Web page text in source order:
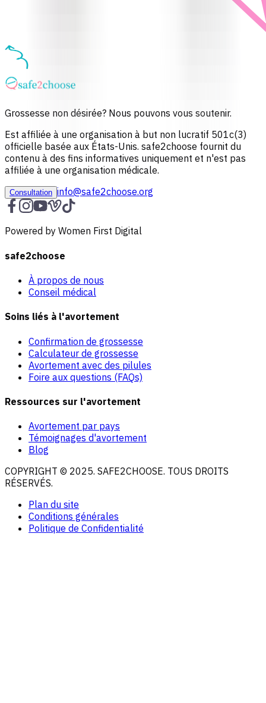
Grossesse non désirée? Nous pouvons vous soutenir.
Est affiliée à une organisation à but non lucratif 501c(3)
officielle basée aux États-Unis. safe2choose fournit du
contenu à des fins informatives uniquement et n'est pas
affiliée à une organisation médicale.
Consultation info@safe2choose.org
Powered by Women First Digital
safe2choose
À propos de nous
Conseil médical
Soins liés à l'avortement
Confirmation de grossesse
Calculateur de grossesse
Avortement avec des pilules
Foire aux questions (FAQs)
Ressources sur l'avortement
Avortement par pays
Témoignages d'avortement
Blog
COPYRIGHT © 2025. SAFE2CHOOSE. TOUS DROITS
RÉSERVÉS.
Plan du site
Conditions générales
Politique de Confidentialité